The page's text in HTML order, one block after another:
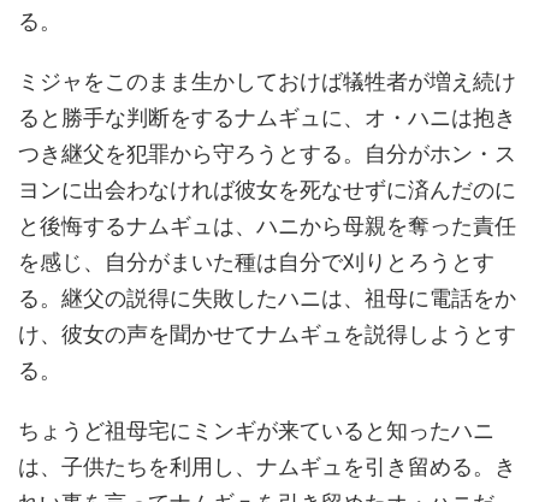
る。
ミジャをこのまま生かしておけば犠牲者が増え続け
ると勝手な判断をするナムギュに、オ・ハニは抱き
つき継父を犯罪から守ろうとする。自分がホン・ス
ヨンに出会わなければ彼女を死なせずに済んだのに
と後悔するナムギュは、ハニから母親を奪った責任
を感じ、自分がまいた種は自分で刈りとろうとす
る。継父の説得に失敗したハニは、祖母に電話をか
け、彼女の声を聞かせてナムギュを説得しようとす
る。
ちょうど祖母宅にミンギが来ていると知ったハニ
は、子供たちを利用し、ナムギュを引き留める。き